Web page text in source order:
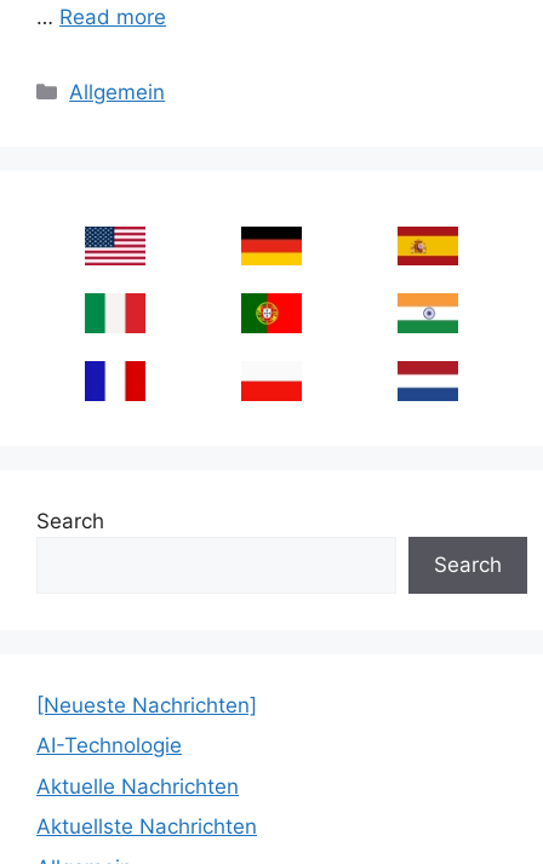
… Read more
Categories
Allgemein
Search
Search
[Neueste Nachrichten]
AI-Technologie
Aktuelle Nachrichten
Aktuellste Nachrichten